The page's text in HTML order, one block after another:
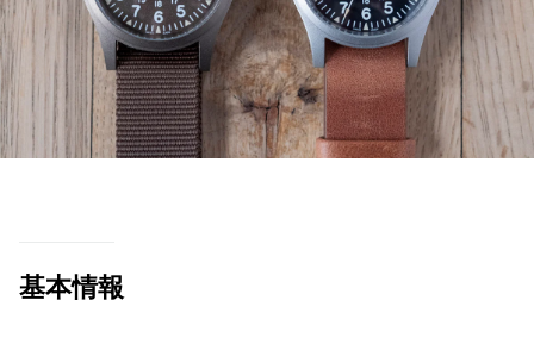
基本情報